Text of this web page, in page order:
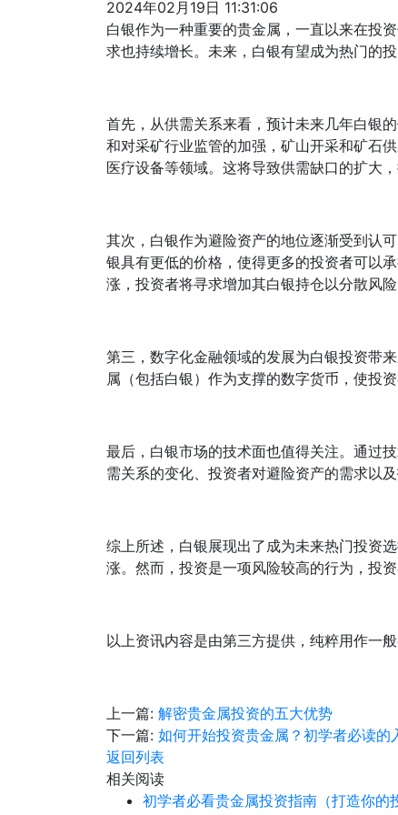
2024年02月19日 11:31:06
白银作为一种重要的贵金属，一直以来在投
求也持续增长。未来，白银有望成为热门的投
首先，从供需关系来看，预计未来几年白银
和对采矿行业监管的加强，矿山开采和矿石
医疗设备等领域。这将导致供需缺口的扩大，
其次，白银作为避险资产的地位逐渐受到认
银具有更低的价格，使得更多的投资者可以
涨，投资者将寻求增加其白银持仓以分散风险
第三，数字化金融领域的发展为白银投资带
属（包括白银）作为支撑的数字货币，使投
最后，白银市场的技术面也值得关注。通过
需关系的变化、投资者对避险资产的需求以
综上所述，白银展现出了成为未来热门投资
涨。然而，投资是一项风险较高的行为，投
以上资讯内容是由第三方提供，纯粹用作一
上一篇: 解密贵金属投资的五大优势
下一篇: 如何开始投资贵金属？初学者必读的
返回列表
相关阅读
初学者必看贵金属投资指南（打造你的